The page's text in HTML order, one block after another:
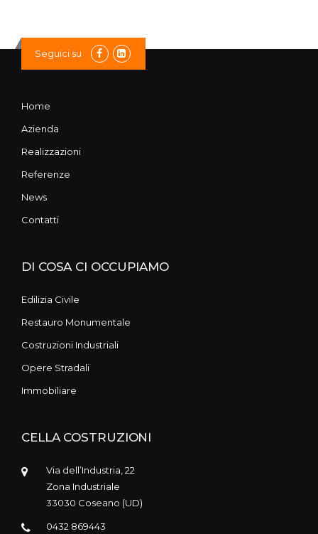
Seguici su
Home
Azienda
Realizzazioni
Referenze
News
Contatti
DI COSA CI OCCUPIAMO
Edilizia Civile
Restauro Monumentale
Costruzioni Industriali
Opere Stradali
Immobiliare
CELLA COSTRUZIONI
Via dell’Industria, 22
Zona Industriale
33030 Coseano (UD)
0432 869443